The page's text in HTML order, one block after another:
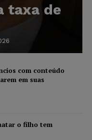
taxa de
com conteúdo
em suas
o filho tem